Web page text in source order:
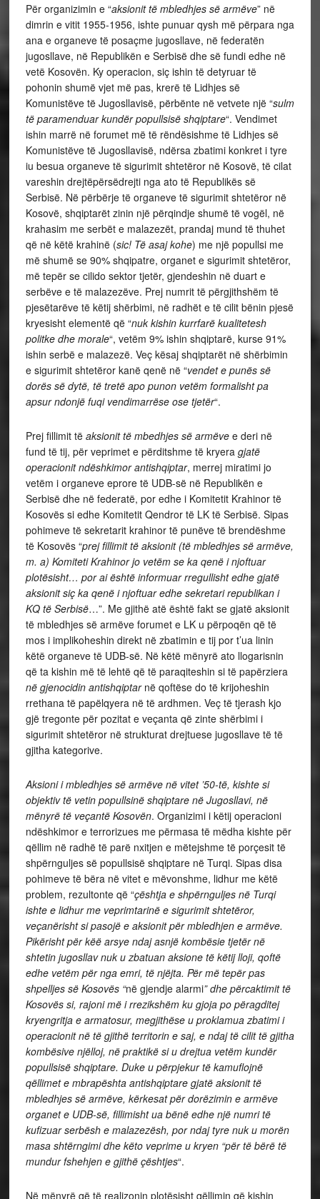
Për organizimin e “aksionit të mbledhjes së armëve” në
dimrin e vitit 1955-1956, ishte punuar qysh më përpara nga
ana e organeve të posaçme jugosllave, në federatën
jugosllave, në Republikën e Serbisë dhe së fundi edhe në
vetë Kosovën. Ky operacion, siç ishin të detyruar të
pohonin shumë vjet më pas, krerë të Lidhjes së
Komunistëve të Jugosllavisë, përbënte në vetvete një “sulm
të paramenduar kundër popullsisë shqiptare“. Vendimet
ishin marrë në forumet më të rëndësishme të Lidhjes së
Komunistëve të Jugosllavisë, ndërsa zbatimi konkret i tyre
iu besua organeve të sigurimit shtetëror në Kosovë, të cilat
vareshin drejtëpërsëdrejti nga ato të Republikës së
Serbisë. Në përbërje të organeve të sigurimit shtetëror në
Kosovë, shqiptarët zinin një përqindje shumë të vogël, në
krahasim me serbët e malazezët, prandaj mund të thuhet
që në këtë krahinë (sic! Të asaj kohe) me një popullsi me
më shumë se 90% shqipatre, organet e sigurimit shtetëror,
më tepër se cilido sektor tjetër, gjendeshin në duart e
serbëve e të malazezëve. Prej numrit të përgjithshëm të
pjesëtarëve të këtij shërbimi, në radhët e të cilit bënin pjesë
kryesisht elementë që “nuk kishin kurrfarë kualitetesh
politke dhe morale“, vetëm 9% ishin shqiptarë, kurse 91%
ishin serbë e malazezë. Veç kësaj shqiptarët në shërbimin
e sigurimit shtetëror kanë qenë në “vendet e punës së
dorës së dytë, të tretë apo punon vetëm formalisht pa
apsur ndonjë fuqi vendimarrëse ose tjetër“.
Prej fillimit të aksionit të mbedhjes së armëvee deri në
fund të tij, për veprimet e përditshme të kryera gjatë
operacionit ndëshkimor antishqiptar, merrej miratimi jo
vetëm i organeve eprore të UDB-së në Republikën e
Serbisë dhe në federatë, por edhe i Komitetit Krahinor të
Kosovës si edhe Komitetit Qendror të LK të Serbisë. Sipas
pohimeve të sekretarit krahinor të punëve të brendëshme
të Kosovës “prej fillimit të aksionit (të mbledhjes së armëve,
m. a) Komiteti Krahinor jo vetëm se ka qenë i njoftuar
plotësisht… por ai është informuar rregullisht edhe gjatë
aksionit siç ka qenë i njoftuar edhe sekretari republikan i
KQ të Serbisë…”. Me gjithë atë është fakt se gjatë aksionit
të mbledhjes së armëve forumet e LK u përpoqën që të
mos i implikoheshin direkt në zbatimin e tij por t’ua linin
këtë organeve të UDB-së. Në këtë mënyrë ato llogarisnin
që ta kishin më të lehtë që të paraqiteshin si të papërziera
në gjenocidin antishqiptarnë qoftëse do të krijoheshin
rrethana të papëlqyera në të ardhmen. Veç të tjerash kjo
gjë tregonte për pozitat e veçanta që zinte shërbimi i
sigurimit shtetëror në strukturat drejtuese jugosllave të të
gjitha kategorive.
Aksioni i mbledhjes së armëve në vitet ’50-të, kishte si
objektiv të vetin popullsinë shqiptare në Jugosllavi, në
mënyrë të veçantë Kosovën. Organizimi i këtij operacioni
ndëshkimor e terrorizues me përmasa të mëdha kishte për
qëllim në radhë të parë nxitjen e mëtejshme të porçesit të
shpërnguljes së popullsisë shqiptare në Turqi. Sipas disa
pohimeve të bëra në vitet e mëvonshme, lidhur me këtë
problem, rezultonte që “çështja e shpërnguljes në Turqi
ishte e lidhur me veprimtarinë e sigurimit shtetëror,
veçanërisht si pasojë e aksionit për mbledhjen e armëve.
Pikërisht për këë arsye ndaj asnjë kombësie tjetër në
shtetin jugosllav nuk u zbatuan aksione të këtij lloji, qoftë
edhe vetëm për nga emri, të njëjta. Për më tepër pas
shpelljes së Kosovës “në gjendje alarmi” dhe përcaktimit të
Kosovës si, rajoni më i rrezikshëm ku gjoja po përagditej
kryengritja e armatosur, megjithëse u proklamua zbatimi i
operacionit në të gjithë territorin e saj, e ndaj të cilit të gjitha
kombësive njëlloj, në praktikë si u drejtua vetëm kundër
popullsisë shqiptare. Duke u përpjekur të kamuflojnë
qëllimet e mbrapështa antishqiptare gjatë aksionit të
mbledhjes së armëve, kërkesat për dorëzimin e armëve
organet e UDB-së, fillimisht ua bënë edhe një numri të
kufizuar serbësh e malazezësh, por ndaj tyre nuk u morën
masa shtërngimi dhe këto veprime u kryen “për të bërë të
mundur fshehjen e gjithë çështjes“.
Në mënyrë që të realizonin plotësisht qëllimin që kishin